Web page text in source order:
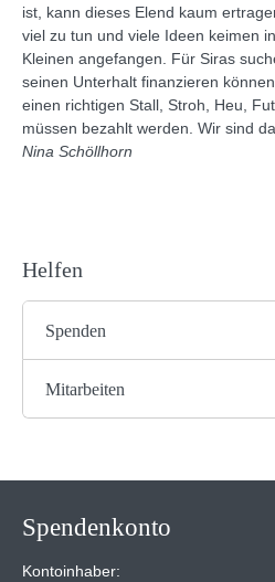
ist, kann dieses Elend kaum
viel zu tun und viele Ideen keimen
Kleinen angefangen. Für Siras
seinen Unterhalt finanzieren
einen richtigen Stall, Stroh, Heu,
müssen bezahlt werden. Wir sind
Nina Schöllhorn
Helfen
Spenden
Mitarbeiten
Spendenkonto
Kontoinhaber: